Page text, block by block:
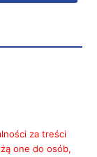
za treści
one do osób,